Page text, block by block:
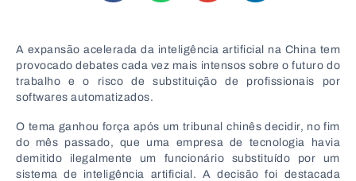
A expansão acelerada da inteligência artificial na China tem
provocado debates cada vez mais intensos sobre o futuro do
trabalho e o risco de substituição de profissionais por
softwares automatizados.
O tema ganhou força após um tribunal chinês decidir, no fim
do mês passado, que uma empresa de tecnologia havia
demitido ilegalmente um funcionário substituído por um
sistema de inteligência artificial. A decisão foi destacada